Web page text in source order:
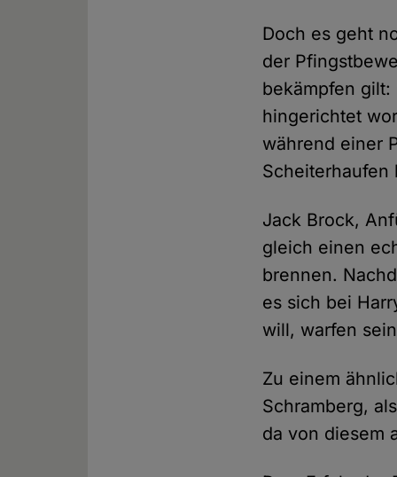
Doch es geht
der
bekämpfen gilt:
hingerichtet
während einer
Scheiterhaufen
Jack Brock,
gleich einen
brennen.
es sich bei
will, warfen
Zu einem
Schramberg,
da von diesem